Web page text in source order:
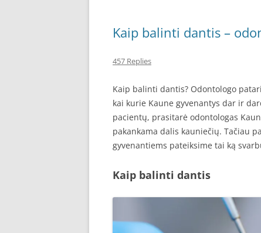
SEO STRAIPSNIU TALPINIMAS
Kaip balinti dantis –
457 Replies
Kaip balinti dantis? Odontologo
kai kurie Kaune gyvenantys dar ir
pacientų, prasitarė odontologas
pakankama dalis kauniečių. Tačiau
gyvenantiems pateiksime tai ką
Kaip balinti dantis